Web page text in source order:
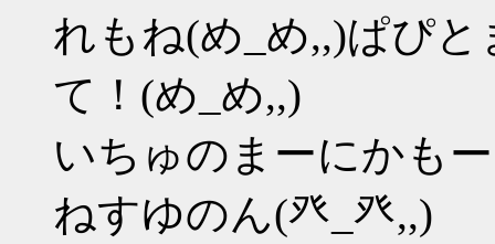
れもね(め_め,,)ぱぴ
て！(め_め,,)
いちゅのまーにかも
ねすゆのん(癶_癶,,)